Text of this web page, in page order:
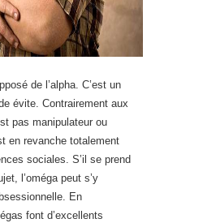
de l’alpha. C’est un
évite. Contrairement aux
pas manipulateur ou
en revanche totalement
sociales. S’il se prend
l’oméga peut s’y
En
font d’excellents